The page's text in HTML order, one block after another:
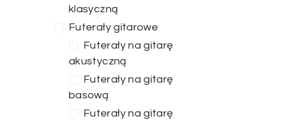
klasyczną
Futerały gitarowe
Futerały na gitarę
akustyczną
Futerały na gitarę
basową
Futerały na gitarę